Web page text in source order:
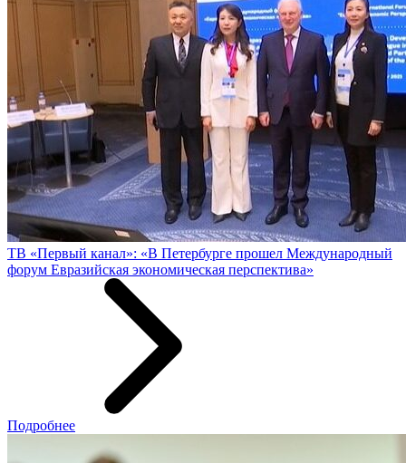
ТВ «Первый канал»: «В Петербурге прошел Международный
форум Евразийская экономическая перспектива»
Подробнее